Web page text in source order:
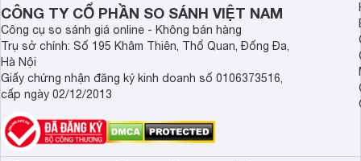
CÔNG TY CỔ PHẦN SO SÁNH VIỆT NAM
Công cụ so sánh giá online - Không bán hàng
Trụ sở chính: Số 195 Khâm Thiên, Thổ Quan, Đống Đa,
Hà Nội
Giấy chứng nhận đăng ký kinh doanh số 0106373516,
cấp ngày 02/12/2013